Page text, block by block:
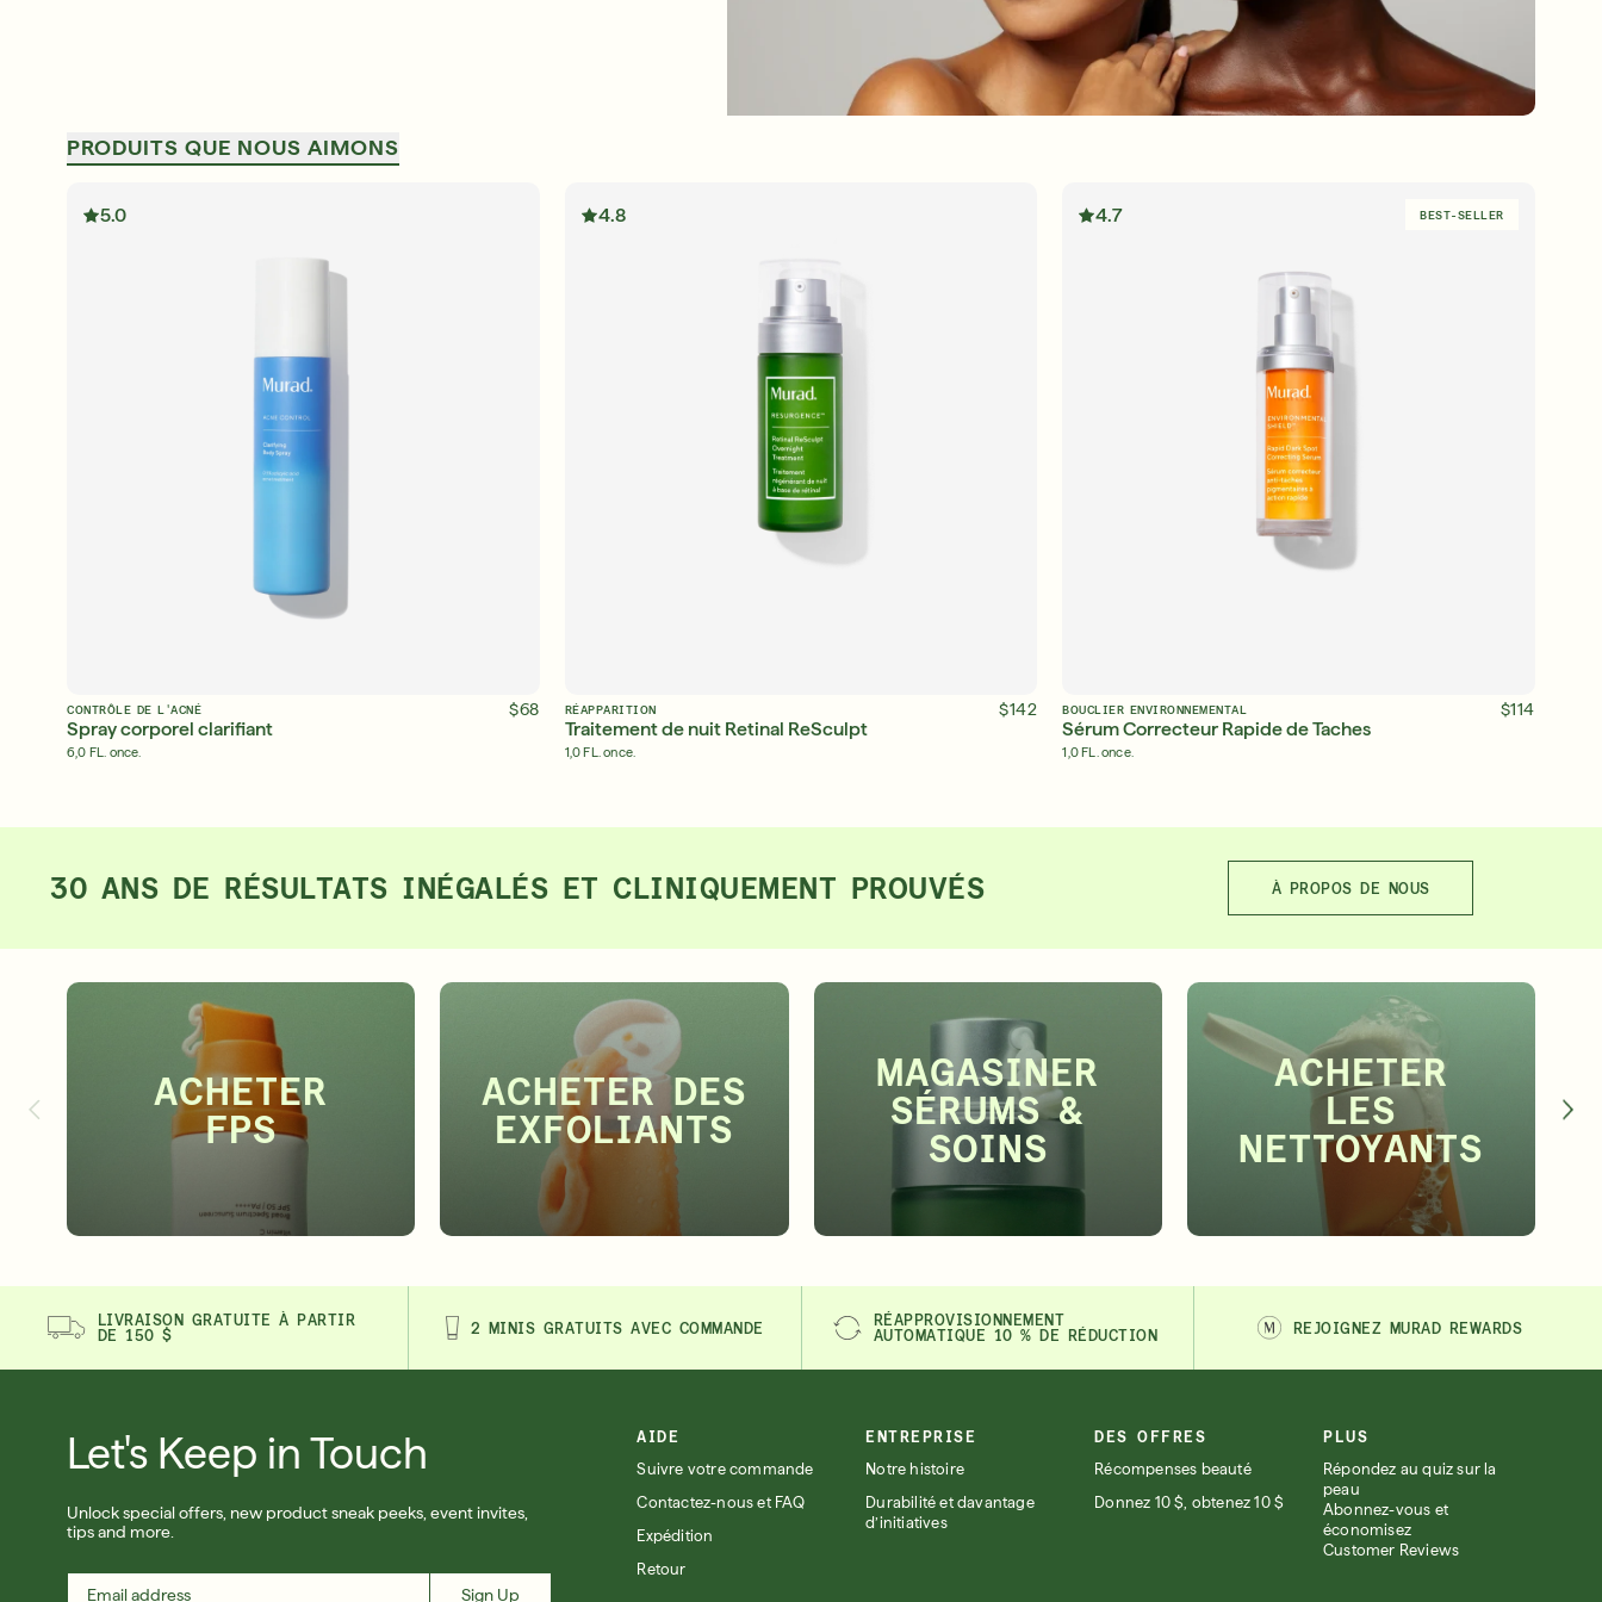
Achetez maintenant
S'INSCRIRE VOUS CONNECTER VOUS INSCRIRE
PRODUITS QUE NOUS AIMONS
5.0
CONTRÔLE DE L'ACNÉ
Spray corporel clarifiant
6,0 FL. once.
$68
4.8
RÉAPPARITION
Traitement de nuit Retinal ReSculpt
1,0 FL. once.
$142
4.7 BEST-SELLER
BOUCLIER ENVIRONNEMENTAL
Sérum Correcteur Rapide de Taches
1,0 FL. once.
$114
30 ANS DE RÉSULTATS INÉGALÉS ET CLINIQUEMENT PROUVÉS À PROPOS DE NOUS
ACHETER
FPS
ACHETER DES
EXFOLIANTS
MAGASINER
SÉRUMS &
SOINS
ACHETER
LES
NETTOYANTS
LIVRAISON GRATUITE À PARTIR
DE 150 $
2 MINIS GRATUITS AVEC COMMANDE
RÉAPPROVISIONNEMENT
AUTOMATIQUE 10 % DE RÉDUCTION
REJOIGNEZ MURAD REWARDS
Let's Keep in Touch
Unlock special offers, new product sneak peeks, event invites,
tips and more.
Sign Up
AIDE
Suivre votre commande
Contactez-nous et FAQ
Expédition
Retour
ENTREPRISE
Notre histoire
Durabilité et davantage
d’initiatives
DES OFFRES
Récompenses beauté
Donnez 10 $, obtenez 10 $
PLUS
Répondez au quiz sur la
peau
Abonnez-vous et
économisez
Customer Reviews